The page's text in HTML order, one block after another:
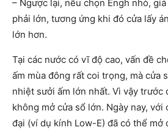
– Ngược lại, nếu chọn Engh nhỏ,
phải lớn, tương ứng khi đó cửa lấy
lớn hơn.
Tại các nước có vĩ độ cao, vấn đề
ấm mùa đông rất coi trọng, mà cửa
nhiệt sưởi ấm lớn nhất. Vì vậy trước
không mở cửa sổ lớn. Ngày nay,
đại (ví dụ kính Low-E) đã có thể mở